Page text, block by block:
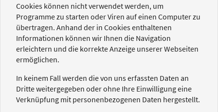
Cookies können nicht verwendet werden, um
Programme zu starten oder Viren auf einen Computer zu
übertragen. Anhand der in Cookies enthaltenen
Informationen können wir Ihnen die Navigation
erleichtern und die korrekte Anzeige unserer Webseiten
ermöglichen.
In keinem Fall werden die von uns erfassten Daten an
Dritte weitergegeben oder ohne Ihre Einwilligung eine
Verknüpfung mit personenbezogenen Daten hergestellt.